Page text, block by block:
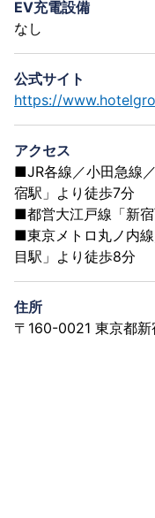
EV充電設備
なし
公式サイト
https://
アクセス
■JR各線／小田急線
宿駅」より徒歩7分
■都営大江戸線「新
■東京メトロ丸ノ内
目駅」より徒歩8分
住所
〒160-0021 東京都